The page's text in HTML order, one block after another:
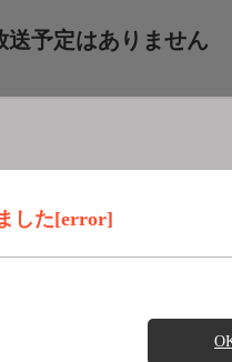
した[error]
送予定はありません